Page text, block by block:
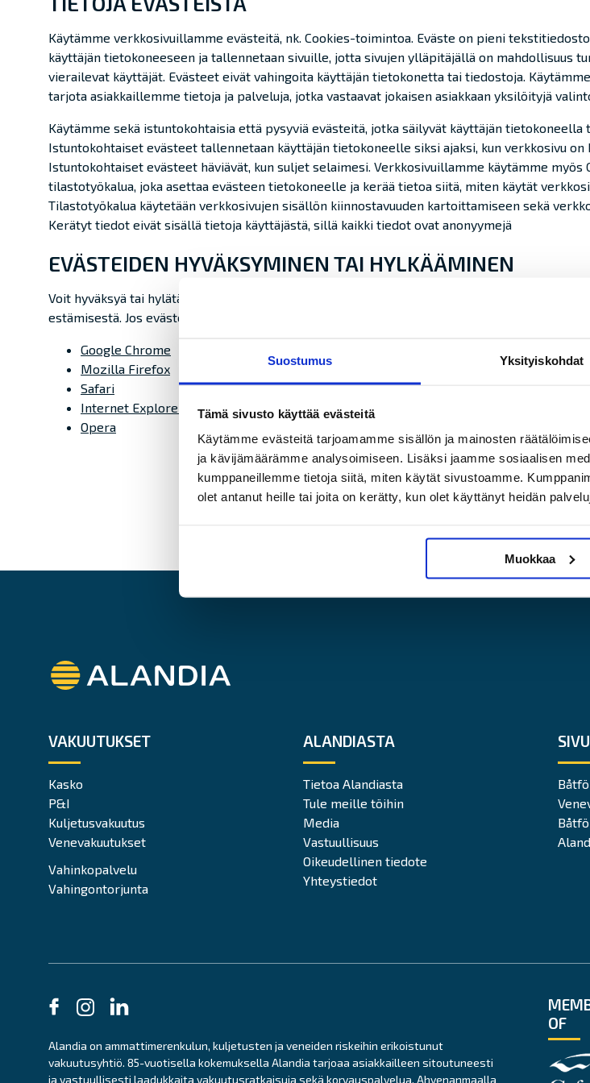
Suostumus Yksityiskohdat
Tämä sivusto käyttää evästeitä
Käytämme evästeitä tarjoamamme sisällön ja mainosten
ja kävijämäärämme analysoimiseen. Lisäksi jaamme sosiaalisen
kumppaneillemme tietoja siitä, miten käytät sivustoamme.
olet antanut heille tai joita on kerätty, kun olet käyttänyt heidän
Muokkaa
Käytämme verkkosivuillamme evästeitä, nk. Cookies-toimintoa. Eväste on pieni
käyttäjän tietokoneeseen ja tallennetaan sivuille, jotta sivujen ylläpitäjällä on mahdollisuus
vierailevat käyttäjät. Evästeet eivät vahingoita käyttäjän tietokonetta tai tiedostoja.
tarjota asiakkaillemme tietoja ja palveluja, jotka vastaavat jokaisen asiakkaan yksilöityjä
Käytämme sekä istuntokohtaisia että pysyviä evästeitä, jotka säilyvät käyttäjän tietokoneella
Istuntokohtaiset evästeet tallennetaan käyttäjän tietokoneelle siksi ajaksi, kun verkkosivu on
Istuntokohtaiset evästeet häviävät, kun suljet selaimesi. Verkkosivuillamme käytämme myös
tilastotyökalua, joka asettaa evästeen tietokoneelle ja kerää tietoa siitä, miten käytät
Tilastotyökalua käytetään verkkosivujen sisällön kiinnostavuuden kartoittamiseen sekä
Kerätyt tiedot eivät sisällä tietoja käyttäjästä, sillä kaikki tiedot ovat anonyymejä
EVÄSTEIDEN HYVÄKSYMINEN TAI HYLKÄÄMINEN
Voit hyväksyä tai hylätä evästeet. Klikkaa selainohjelmasi kuvaketta, niin voi lukea tarkemmat
estämisestä. Jos evästetoiminto kytketään pois, verkkosivujen toimivuus saattaa olla osittain
Google Chrome
Mozilla Firefox
Safari
Internet Explorer
Opera
Alandia
VAKUUTUKSET
Kasko
P&I
Kuljetusvakuutus
Venevakuutukset
Vahinkopalvelu
Vahingontorjunta
ALANDIASTA
Tietoa Alandiasta
Tule meille töihin
Media
Vastuullisuus
Oikeudellinen tiedote
Yhteystiedot
Alandia on ammattimerenkulun, kuljetusten ja veneiden riskeihin erikoistunut
vakuutusyhtiö. 85-vuotisella kokemuksella Alandia tarjoaa asiakkailleen sitoutuneesti
ja vastuullisesti laadukkaita vakuutusratkaisuja sekä korvauspalvelua. Ahvenanmaalla
OF